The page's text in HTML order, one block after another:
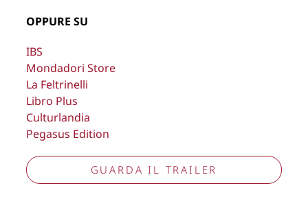
Copyright © 2026
Cookie Policy
Aggiorna preferenze tracciamento
OPPURE SU
IBS
Mondadori Store
La Feltrinelli
Libro Plus
Culturlandia
Pegasus Edition
GUARDA IL TRAILER